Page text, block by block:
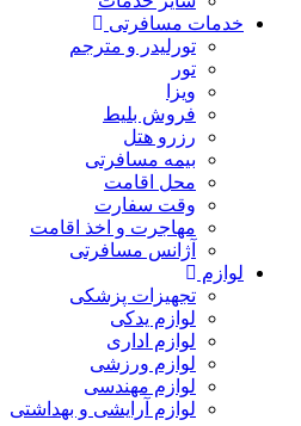
خدمات مسافرتی
تورلیدر و مترجم
تور
ویزا
فروش بلیط
رزرو هتل
بیمه مسافرتی
محل اقامت
وقت سفارت
مهاجرت و اخذ اقامت
آژانس مسافرتی
لوازم
تجهیزات پزشکی
لوازم یدکی
لوازم اداری
لوازم ورزشی
لوازم مهندسی
لوازم آرایشی و بهداشتی